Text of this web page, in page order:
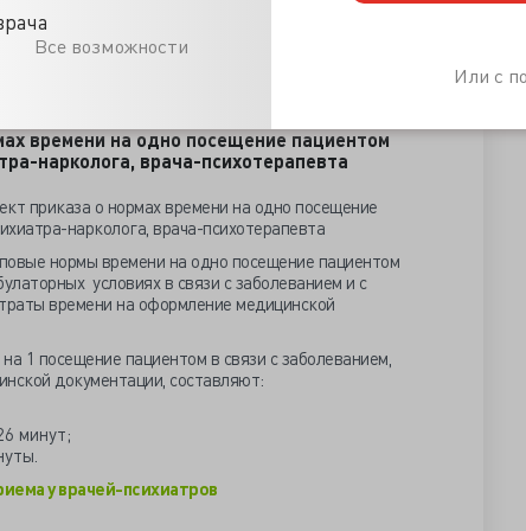
Все возможности
Или с
при реакциях на тяжёлый стресс и нарушениях
— для врачей, соответствующих
по «Психиатрии» или «Психотерапии», а также для
времени на одно посещение пациентом
нарколога, врача-психотерапевта
приказа о нормах времени на одно посещение
нарколога, врача-психотерапевта
нормы времени на одно посещение пациентом
условиях в связи с заболеванием и с
времени на оформление медицинской
1 посещение пациентом в связи с заболеванием,
документации, составляют:
минут;
у врачей-психиатров